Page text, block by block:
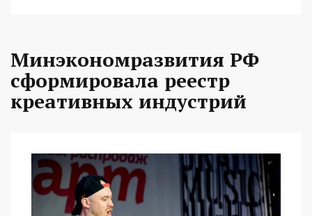
Минэкономразвития РФ
сформировала реестр
креативных индустрий